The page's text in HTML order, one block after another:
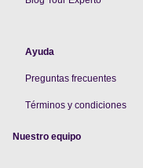
Ayuda
Preguntas frecuentes
Términos y condiciones
Nuestro equipo